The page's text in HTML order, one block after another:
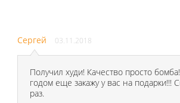
Сергей 03.11.2018
Получил худи! Качество просто
годом еще закажу у вас на подарки!!!
раз.